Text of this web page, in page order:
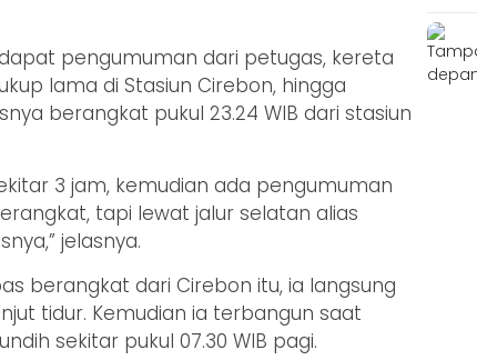
pengumuman dari petugas, kereta
lama di Stasiun Cirebon, hingga
berangkat pukul 23.24 WIB dari stasiun
3 jam, kemudian ada pengumuman
tapi lewat jalur selatan alias
jelasnya.
berangkat dari Cirebon itu, ia langsung
tidur. Kemudian ia terbangun saat
sekitar pukul 07.30 WIB pagi.